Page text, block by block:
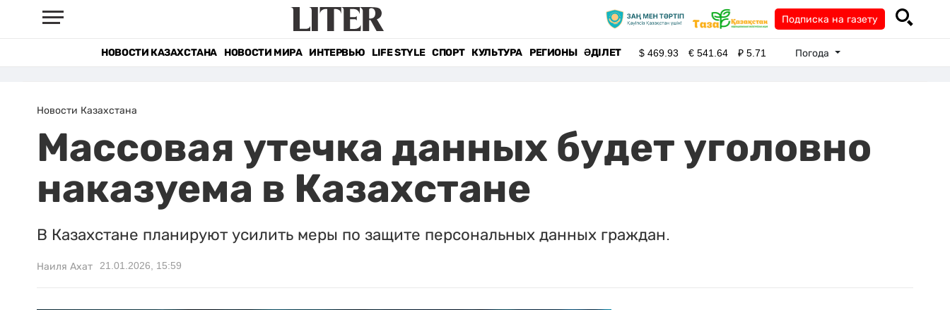
Подписка на газету
НОВОСТИ КАЗАХСТАНА НОВОСТИ МИРА ИНТЕРВЬЮ LIFE STYLE СПОРТ КУЛЬТУРА РЕГИОНЫ ӘДІЛЕТ $469.93 €541.64 ₽5.71 Погода
Новости Казахстана
Массовая утечка данных будет уголовно
наказуема в Казахстане
В Казахстане планируют усилить меры по защите персональных данных граждан.
Наиля Ахат 21.01.2026, 15:59